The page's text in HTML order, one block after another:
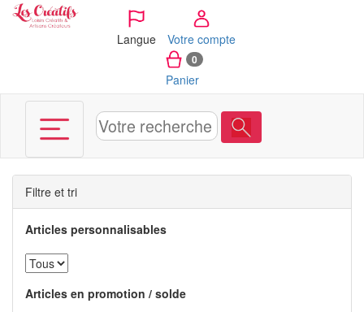
Langue Votre compte
0
Panier
Filtre et tri
Articles personnalisables
Articles en promotion / solde
Panneau de gestion des cookies